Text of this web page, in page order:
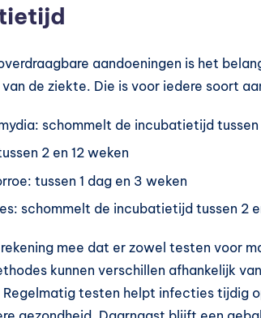
aandoeningen is het
de ziekte. Die is voor iedere soort
schommelt de incubatietijd tussen
2 en 12 weken
tussen 1 dag en 3 weken
schommelt de incubatietijd tussen 2
mee dat er zowel testen voor
kunnen verschillen afhankelijk
Regelmatig testen helpt infecties tijdig